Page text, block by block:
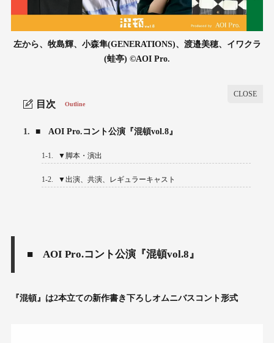
左から、牧島輝、小森隼(GENERATIONS)、渡邉美穂、イワクラ
(蛙亭) ©︎AOI Pro.
目次 Outline
1. ■ AOI Pro.コント公演『混頓vol.8』
1-1. ▼脚本・演出
1-2. ▼出演、共演、レギュラーキャスト
■ AOI Pro.コント公演『混頓vol.8』
『混頓』は2本立ての新作書き下ろしオムニバスコント形式